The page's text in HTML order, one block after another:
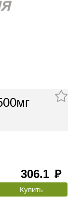
306.1 руб